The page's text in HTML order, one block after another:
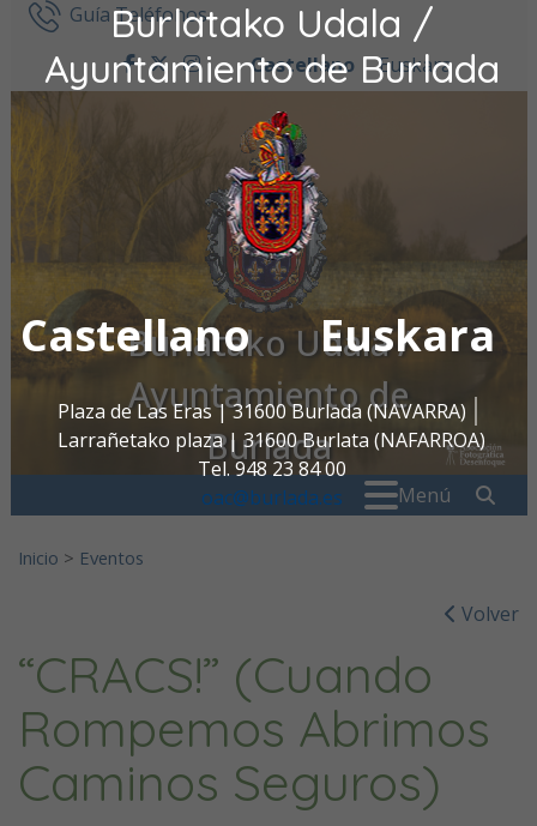
Burlatako Udala /
Ayuntamiento de Burlada
Castellano Euskara
Plaza de Las Eras | 31600 Burlada (NAVARRA)
Larrañetako plaza | 31600 Burlata (NAFARROA)
Tel. 948 23 84 00
oac@burlada.es
Ir al contenidoGuía Teléfonos
facebook
twitter
instagram
Castellano Euskara
Burlatako Udala /
Ayuntamiento de
Burlada
Menú
Inicio > Eventos
Volver
“CRACS!” (Cuando
Rompemos Abrimos
Caminos Seguros)